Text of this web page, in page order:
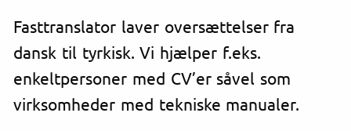
Fasttranslator laver oversættelser fra
dansk til tyrkisk. Vi hjælper f.eks.
enkeltpersoner med CV’er såvel som
virksomheder med tekniske manualer.